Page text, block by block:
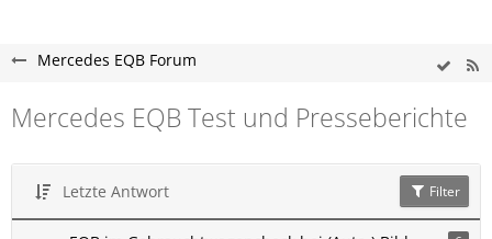
Mercedes EQB Forum
Mercedes EQB Test und Presseberichte
Letzte Antwort Filter